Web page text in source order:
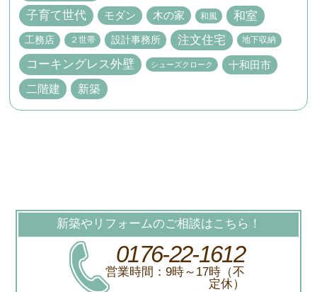
子育て世代 モダン 木の家 和風 和室
工務店 ２世帯 設計事務所 注文住宅 地下収納
コーキングレス外壁 シューズクローク 十和田市
二階建 新築
新築やリフォームのご相談はこちら！
0176-22-1612
営業時間：9時～17時（不
定休）